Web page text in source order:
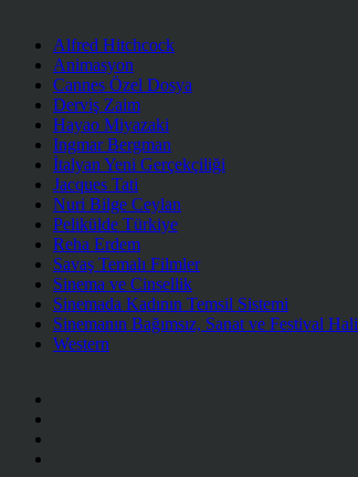
Alfred Hitchcock
Animasyon
Cannes Özel Dosya
Derviş Zaim
Hayao Miyazaki
Ingmar Bergman
İtalyan Yeni Gerçekçiliği
Jacques Tati
Nuri Bilge Ceylan
Pelikülde Türkiye
Reha Erdem
Savaş Temalı Filmler
Sinema ve Cinsellik
Sinemada Kadının Temsil Sistemi
Sinemanın Bağımsız, Sanat ve Festival Hali
Western